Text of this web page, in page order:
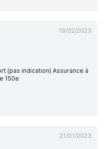
19/02/2023
(pas indication) Assurance à
150e
21/01/2023